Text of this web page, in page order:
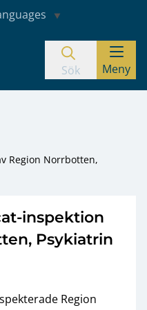
Sök Meny
Region Norrbotten,
inspektion
Psykiatrin
Region